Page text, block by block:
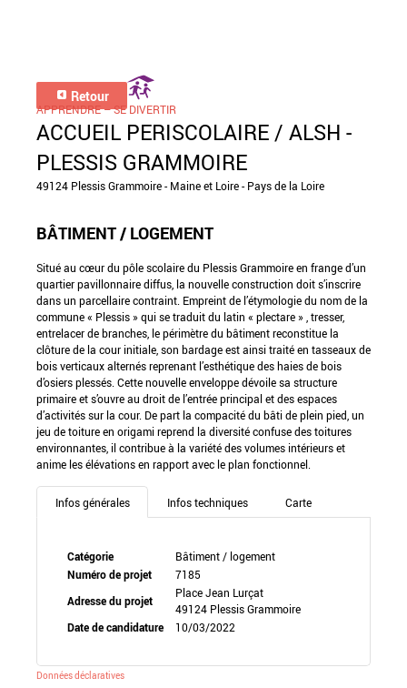
Retour
APPRENDRE – SE DIVERTIR
ACCUEIL PERISCOLAIRE / ALSH -
PLESSIS GRAMMOIRE
49124 Plessis Grammoire - Maine et Loire - Pays de la Loire
BÂTIMENT / LOGEMENT
Situé au cœur du pôle scolaire du Plessis Grammoire en frange d’un
quartier pavillonnaire diffus, la nouvelle construction doit s’inscrire
dans un parcellaire contraint. Empreint de l’étymologie du nom de la
commune « Plessis » qui se traduit du latin « plectare » , tresser,
entrelacer de branches, le périmètre du bâtiment reconstitue la
clôture de la cour initiale, son bardage est ainsi traité en tasseaux de
bois verticaux alternés reprenant l’esthétique des haies de bois
d’osiers plessés. Cette nouvelle enveloppe dévoile sa structure
primaire et s’ouvre au droit de l’entrée principal et des espaces
d’activités sur la cour. De part la compacité du bâti de plein pied, un
jeu de toiture en origami reprend la diversité confuse des toitures
environnantes, il contribue à la variété des volumes intérieurs et
anime les élévations en rapport avec le plan fonctionnel.
Infos générales Infos techniques Carte
Catégorie
Bâtiment / logement
Numéro de projet
7185
Adresse du projet
Place Jean Lurçat
49124 Plessis Grammoire
Date de candidature
10/03/2022
Données déclaratives